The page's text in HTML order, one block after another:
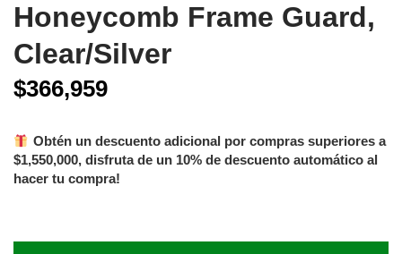
Honeycomb Frame Guard,
Clear/Silver
$366,959
Obtén un descuento adicional por compras superiores a
$1,550,000, disfruta de un 10% de descuento automático al
hacer tu compra!